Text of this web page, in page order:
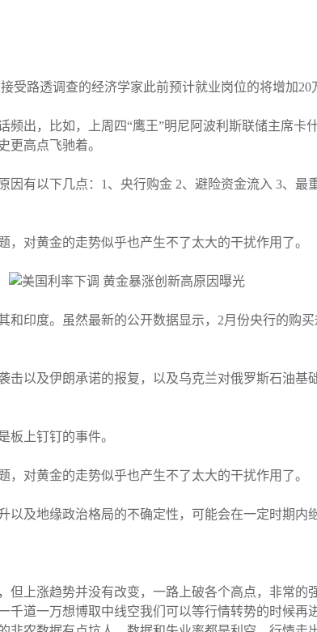
受路透调查的经济学家此前预计就业岗位的将增加20
频出，比如，上周四“鹰王”明尼阿波利斯联储主席卡
更高点飞驰着。
有以下几点：1、央行购金 2、避险资金流入 3、最
对黄金的走势似乎也产生不了太大的干扰作用了。
和印度。虽然最新的公开数据显示，2月份央行的购
击以及伊朗承诺的报复，以及乌克兰对俄罗斯石油基
板上钉钉的事件。
对黄金的走势似乎也产生不了太大的干扰作用了。
及地缘政治格局的不确定性，可能会在一定时期内
但上涨趋势并没有改变，一路上破各个高点，非常的
千道一万想博取中线空我们可以等行情转势的时候再